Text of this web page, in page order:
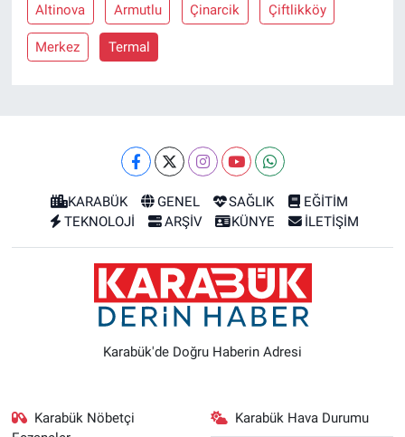
Altinova Armutlu Çinarcik Çiftlikköy
Merkez Termal
KARABÜK GENEL SAĞLIK
EĞİTİM
TEKNOLOJİ
ARŞİV KÜNYE İLETİŞİM
Karabük'de Doğru Haberin Adresi
Karabük Nöbetçi
Karabük Hava Durumu